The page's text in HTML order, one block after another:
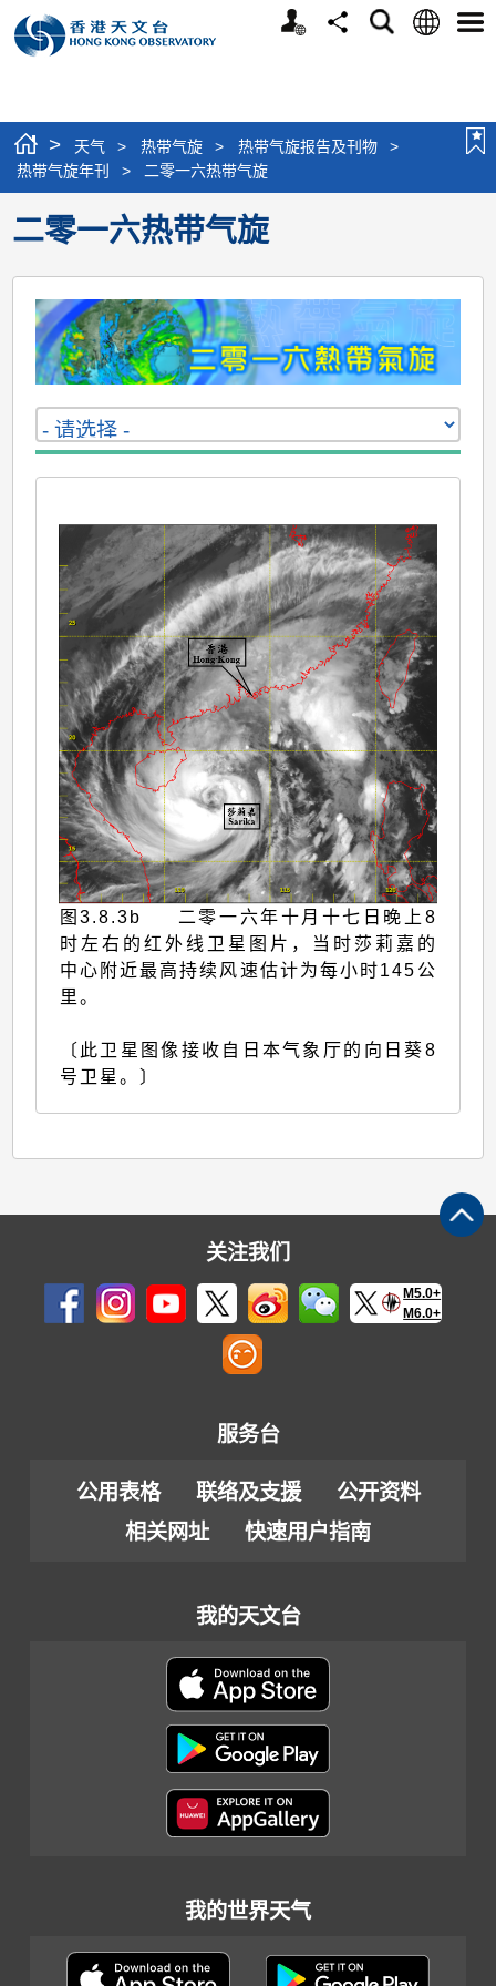
个
分
搜
语
选
> 天气 > 热带气旋 > 热带气旋报告及刊物
>
热带气旋年刊
> 二零一六热带气旋
二零一六热带气旋
图3.8.3b 二零一六年十月十七日晚上8
时左右的红外线卫星图片，当时莎莉嘉的
中心附近最高持续风速估计为每小时145公
里。
〔此卫星图像接收自日本气象厅的向日葵8
号卫星。〕
关注我们
M5.0+
M6.0+
服务台
公用表格 联络及支援
公开资料
相关网址
快速用户指南
我的天文台
我的世界天气